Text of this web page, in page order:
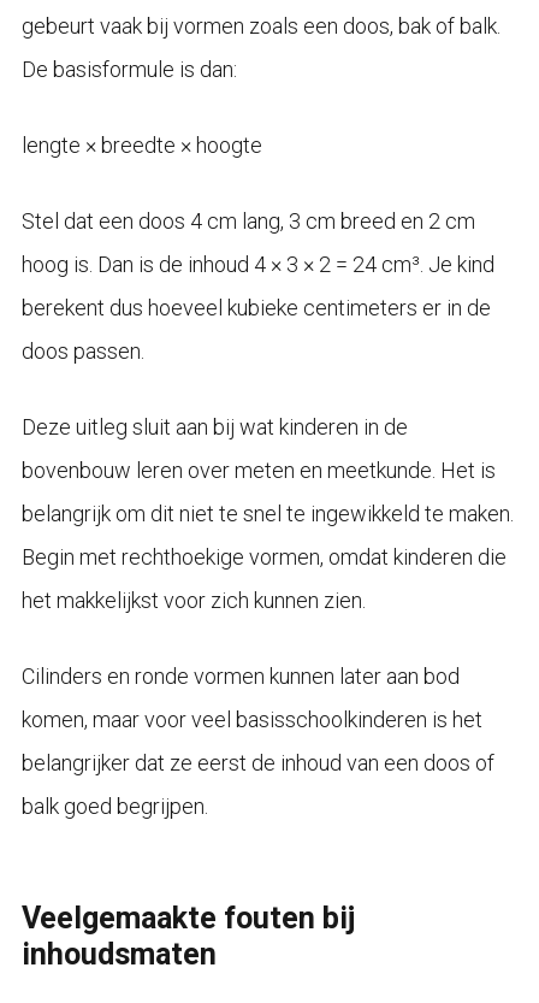
gebeurt vaak bij vormen zoals een doos, bak of balk.
De basisformule is dan:
lengte × breedte × hoogte
Stel dat een doos 4 cm lang, 3 cm breed en 2 cm
hoog is. Dan is de inhoud 4 × 3 × 2 = 24 cm³. Je kind
berekent dus hoeveel kubieke centimeters er in de
doos passen.
Deze uitleg sluit aan bij wat kinderen in de
bovenbouw leren over meten en meetkunde. Het is
belangrijk om dit niet te snel te ingewikkeld te maken.
Begin met rechthoekige vormen, omdat kinderen die
het makkelijkst voor zich kunnen zien.
Cilinders en ronde vormen kunnen later aan bod
komen, maar voor veel basisschoolkinderen is het
belangrijker dat ze eerst de inhoud van een doos of
balk goed begrijpen.
Veelgemaakte fouten bij
inhoudsmaten